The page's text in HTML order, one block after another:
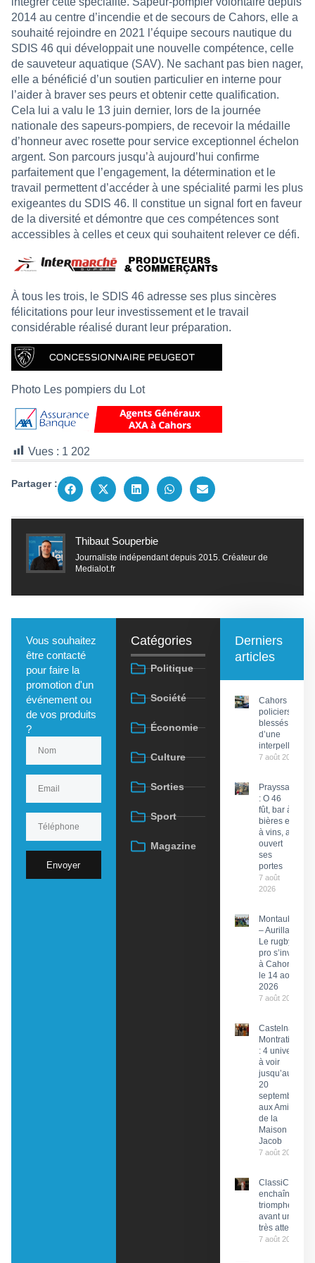
2014 au centre d’incendie et de secours de Cahors, elle a
souhaité rejoindre en 2021 l’équipe secours nautique du
SDIS 46 qui développait une nouvelle compétence, celle
de sauveteur aquatique (SAV). Ne sachant pas bien nager,
elle a bénéficié d’un soutien particulier en interne pour
l’aider à braver ses peurs et obtenir cette qualification.
Cela lui a valu le 13 juin dernier, lors de la journée
nationale des sapeurs-pompiers, de recevoir la médaille
d’honneur avec rosette pour service exceptionnel échelon
argent. Son parcours jusqu’à aujourd’hui confirme
parfaitement que l’engagement, la détermination et le
travail permettent d’accéder à une spécialité parmi les plus
exigeantes du SDIS 46. Il constitue un signal fort en faveur
de la diversité et démontre que ces compétences sont
accessibles à celles et ceux qui souhaitent relever ce défi.
À tous les trois, le SDIS 46 adresse ses plus sincères
félicitations pour leur investissement et le travail
considérable réalisé durant leur préparation.
Photo Les pompiers du Lot
Vues : 1 202
Partager :
Thibaut Souperbie
Journaliste indépendant depuis 2015. Créateur de
Medialot.fr
Vous souhaitez
être contacté
pour faire la
promotion d'un
événement ou
de vos produits
?
Envoyer
Catégories
Politique
Société
Économie
Culture
Sorties
Sport
Magazine
Derniers
articles
Cahors : Des
policiers
blessés lors
d’une
interpellation
7 août 2026
Prayssac
: O 46
fût, bar à
bières et
à vins, a
ouvert
ses
portes
7 août
2026
Montauban
– Aurillac :
Le rugby
pro s’invite
à Cahors
le 14 août
2026
7 août 2026
Castelnau-
Montratier
: 4 univers
à voir
jusqu’au
20
septembre
aux Amis
de la
Maison
Jacob
7 août 2026
ClassiCahors
enchaîne les
triomphes
avant un final
très attendu
7 août 2026